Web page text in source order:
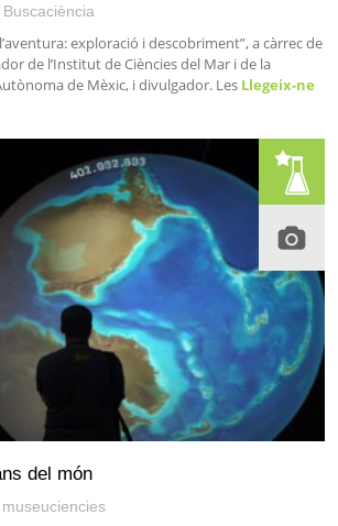
Buscaciència
exploració i descobriment”, a càrrec de
de l’Institut de Ciències del Mar i de la
de Mèxic, i divulgador. Les Llegeix-ne
del món
museuciencies